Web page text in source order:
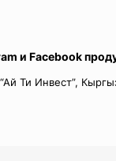
и Facebook
Ти Инвест”,